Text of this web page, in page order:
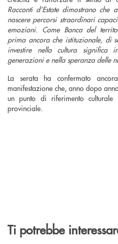
Racconti d’Estate dimostrano
nascere percorsi straordinari
emozioni. Come Banca del
prima ancora che istituzionale, di
investire nella cultura significa
generazioni e nella speranza delle
La serata ha confermato
manifestazione che, anno dopo
un punto di riferimento
provinciale.
Ti potrebbe